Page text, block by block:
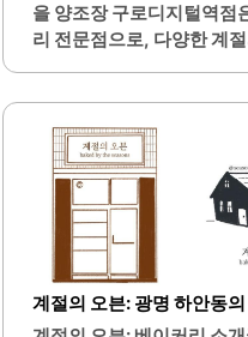
당으로, 신선한 해물 요리
을 양조장 구로디지털역점
리 전문점으로, 다양한 계
춰 특색 있는 맛을 자랑합
리와 잘 어울리는 음식들
모임이나 회식 장소로도
이 있어 프라이빗한 분위
며, 고객의 편의를 고려한
리필 옵션이 있어, 다양한
영수증 리뷰 이벤트를 통해
고객들에게 즐거움을 더합
계절의 오븐: 광명 하안동